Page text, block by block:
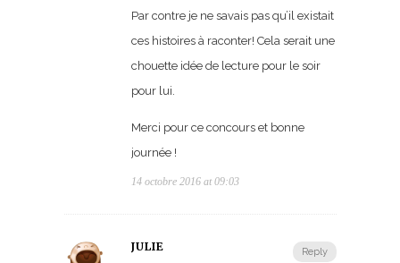
Par contre je ne savais pas qu’il existait
ces histoires à raconter! Cela serait une
chouette idée de lecture pour le soir
pour lui.
Merci pour ce concours et bonne
journée !
14 octobre 2016 at 09:03
Reply
JULIE